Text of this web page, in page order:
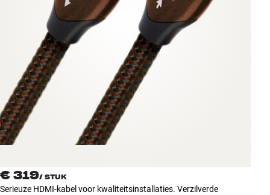
Accessoires
INSPIRATIE
MERKEN
NIEUW
AANBIEDINGEN
Klantenservice
Inloggen
€ 319/ STUK
Serieuze HDMI-kabel voor kwaliteitsinstallaties. Verzilverde